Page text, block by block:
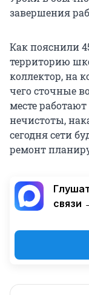
завершения
Как пояснили
территорию
коллектор, на
чего сточные
месте
нечистоты,
сегодня сети
ремонт
связи